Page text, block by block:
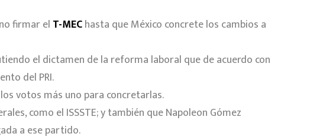
firmar el T-MEChasta que México concrete los cambios a
el dictamen de la reforma laboral que de acuerdo con
del PRI.
votos más uno para concretarlas.
como el ISSSTE; y también que Napoleon Gómez
a ese partido.